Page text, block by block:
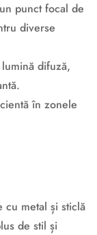
punct focal de
diverse
difuză,
în zonele
cu metal și sticlă
de stil și